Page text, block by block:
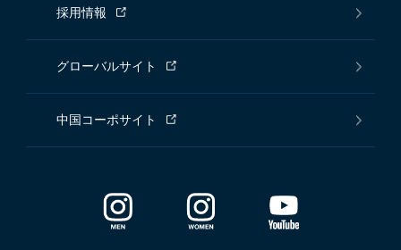
採用情報
グローバルサイト
中国コーポサイト